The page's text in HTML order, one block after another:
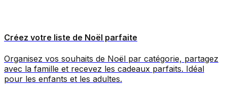
Créez votre liste de Noël parfaite
Organisez vos souhaits de Noël par catégorie, partagez
avec la famille et recevez les cadeaux parfaits. Idéal
pour les enfants et les adultes.